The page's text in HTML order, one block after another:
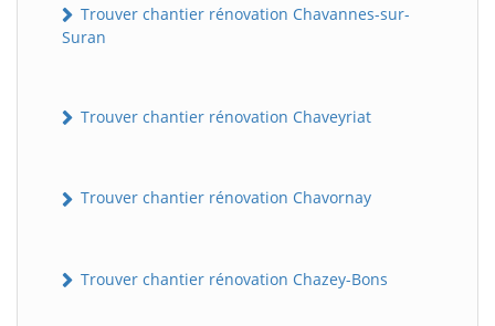
Trouver chantier rénovation Chavannes-sur-
Suran
Trouver chantier rénovation Chaveyriat
Trouver chantier rénovation Chavornay
Trouver chantier rénovation Chazey-Bons